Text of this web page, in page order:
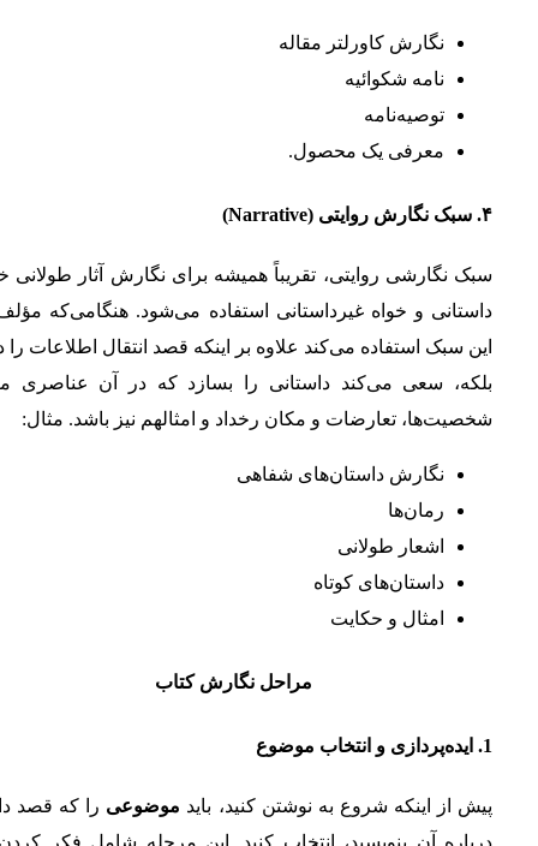
نگارش کاورلتر مقاله
نامه شکوائیه
توصیه‌نامه
معرفی یک محصول.
۴. سبک نگارش روایتی (Narrative)
سبک نگارشی روایتی، تقریباً همیشه برای نگارش آثار طولانی
داستانی و خواه غیرداستانی استفاده می‌شود. هنگامی‌که
این سبک استفاده می‌کند علاوه بر اینکه قصد انتقال اطلاعات را
بلکه، سعی می‌کند داستانی را بسازد که در آن عناصری
شخصیت‌ها، تعارضات و مکان رخداد و امثالهم نیز باشد. مثال:
نگارش داستان‌های شفاهی
رمان‌ها
اشعار طولانی
داستان‌های کوتاه
امثال و حکایت
مراحل نگارش کتاب
1. ایده‌پردازی و انتخاب موضوع
پیش از اینکه شروع به نوشتن کنید، باید موضوعی را که قصد
درباره آن بنویسید، انتخاب کنید. این مرحله شامل فکر